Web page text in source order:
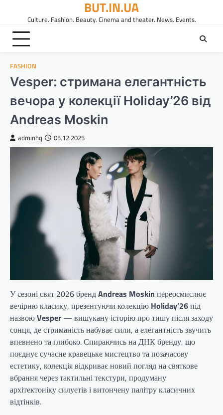
вмісту
BUT.IN.UA
Culture. Fashion. Beauty. Cinema and theater. News. Events.
FASHION
Vesper: стримана елегантність
вечора у колекції Holiday’26 від
Andreas Moskin
adminhq 05.12.2025
У сезоні свят 2026 брендAndreas Moskin переосмислює
вечірню класику, презентуючи колекцію Holiday’26під
назвоюVesper — вишукану історію про тишу після заходу
сонця, де стриманість набуває сили, а елегантність звучить
впевнено та глибоко. Спираючись на ДНК бренду, що
поєднує сучасне кравецьке мистецтво та позачасову
естетику, колекція відкриває новий погляд на святкове
вбрання через тактильні текстури, продуману
архітектоніку силуетів і витончену палітру класичних
відтінків.